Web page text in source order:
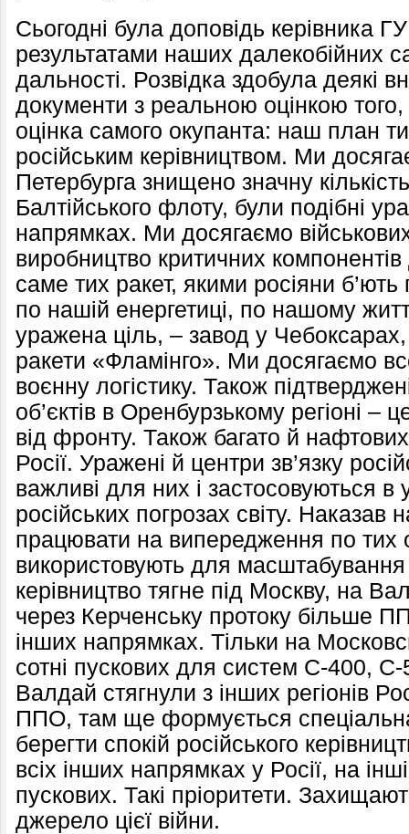
Сьогодні була доповідь керівника
результатами наших далекобійних
дальності. Розвідка здобула деякі
документи з реальною оцінкою
оцінка самого окупанта: наш план
російським керівництвом. Ми
Петербурга знищено значну
Балтійського флоту, були подібні
напрямках. Ми досягаємо
виробництво критичних
саме тих ракет, якими росіяни
по нашій енергетиці, по нашому
уражена ціль, – завод у
ракети «Фламінго». Ми досягаємо
воєнну логістику. Також
об’єктів в Оренбурзькому регіоні –
від фронту. Також багато й нафтових
Росії. Уражені й центри зв’язку
важливі для них і застосовуються в
російських погрозах світу. Наказав
працювати на випередження по тих
використовують для масштабування
керівництво тягне під Москву, на
через Керченську протоку більше
інших напрямках. Тільки на
сотні пускових для систем С-400,
Валдай стягнули з інших регіонів
ППО, там ще формується
берегти спокій російського
всіх інших напрямках у Росії, на
пускових. Такі пріоритети.
джерело цієї війни.